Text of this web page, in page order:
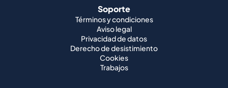
Soporte
Términos y condiciones
Aviso legal
Privacidad de datos
Derecho de desistimiento
Cookies
Trabajos